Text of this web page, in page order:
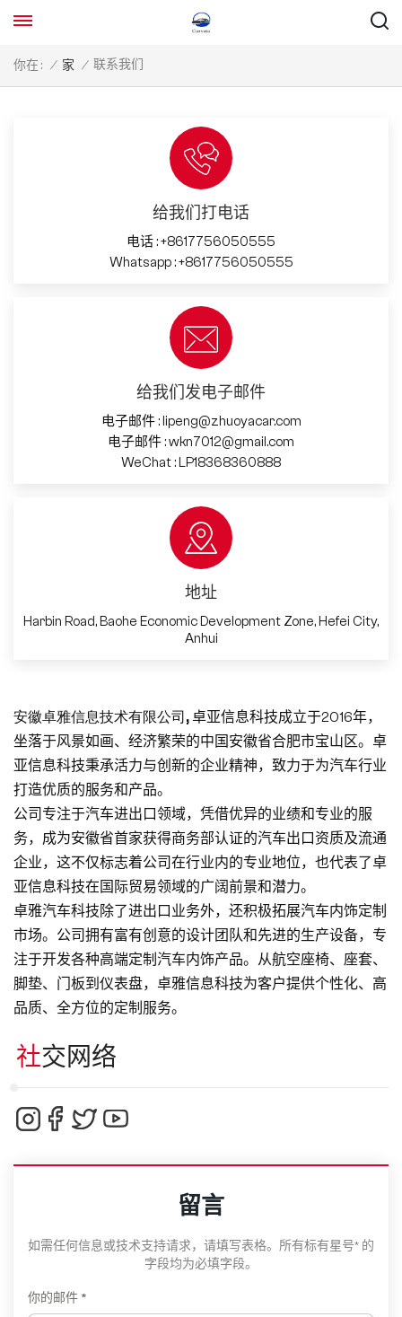
你在 : / 家 / 联系我们
给我们打电话
电话 :+8617756050555
Whatsapp :+8617756050555
给我们发电子邮件
电子邮件 : lipeng@zhuoyacar.com
电子邮件 :wkn7012@gmail.com
WeChat : LP18368360888
地址
Harbin Road, Baohe Economic Development Zone, Hefei City,
Anhui
安徽卓雅信息技术有限公司 ,卓亚信息科技成立于2016年，
坐落于风景如画、经济繁荣的中国安徽省合肥市宝山区。卓
亚信息科技秉承活力与创新的企业精神，致力于为汽车行业
打造优质的服务和产品。
公司专注于汽车进出口领域，凭借优异的业绩和专业的服
务，成为安徽省首家获得商务部认证的汽车出口资质及流通
企业，这不仅标志着公司在行业内的专业地位，也代表了卓
亚信息科技在国际贸易领域的广阔前景和潜力。
卓雅汽车科技除了进出口业务外，还积极拓展汽车内饰定制
市场。公司拥有富有创意的设计团队和先进的生产设备，专
注于开发各种高端定制汽车内饰产品。从航空座椅、座套、
脚垫、门板到仪表盘，卓雅信息科技为客户提供个性化、高
品质、全方位的定制服务。
社交网络
留言
如需任何信息或技术支持请求，请填写表格。所有标有星号* 的
字段均为必填字段。
你的邮件 *